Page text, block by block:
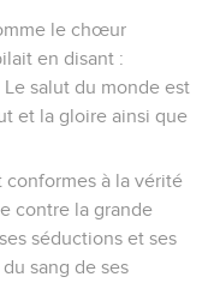
le chœur
en disant :
salut du monde est
et la gloire ainsi que
conformes à la vérité
contre la grande
séductions et ses
sang de ses